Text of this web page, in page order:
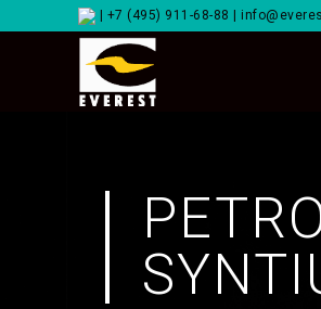
+7 (495) 911-68-88